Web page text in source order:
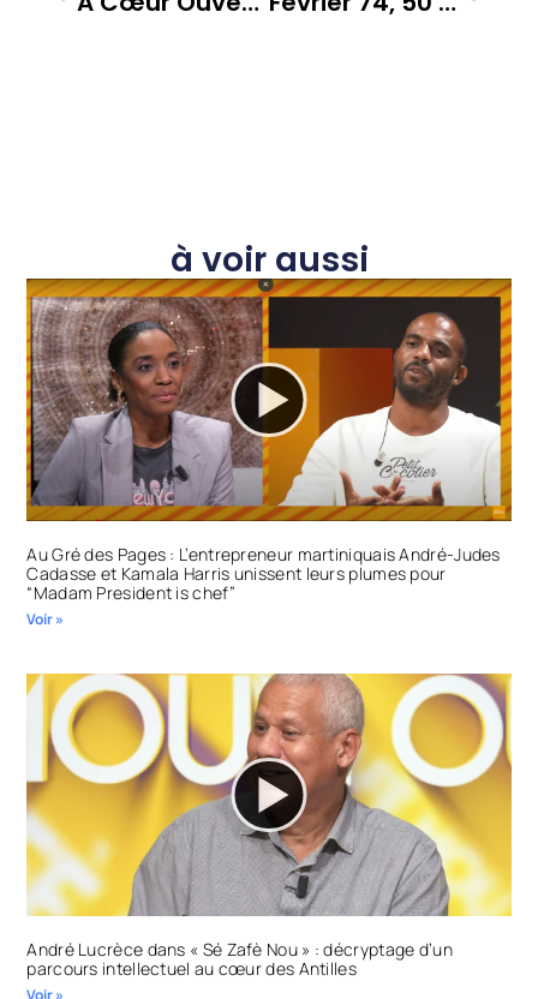
à voir aussi
Au Gré des Pages : L’entrepreneur martiniquais André-Judes
Cadasse et Kamala Harris unissent leurs plumes pour
“Madam President is chef”
Voir »
André Lucrèce dans « Sé Zafè Nou » : décryptage d’un
parcours intellectuel au cœur des Antilles
Voir »